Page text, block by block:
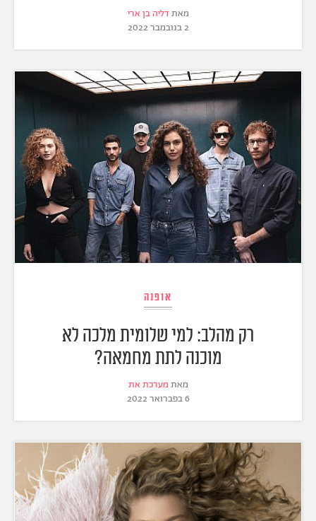
מאת דליה בן ארי
2 בנובמבר 2022
אופנה
רק מהלב: למי שלומית מלכה לא
מוכנה לתת מחמאה?
מאת מערכת את
6 בפברואר 2022